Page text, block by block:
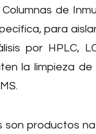
Columnas de
para
por HPLC,
la limpieza
son productos